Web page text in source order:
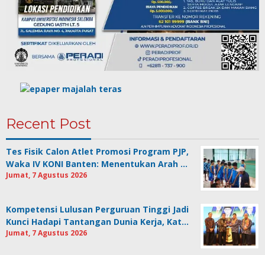
Recent Post
Tes Fisik Calon Atlet Promosi Program PJP,
Waka IV KONI Banten: Menentukan Arah …
Jumat, 7 Agustus 2026
Kompetensi Lulusan Perguruan Tinggi Jadi
Kunci Hadapi Tantangan Dunia Kerja, Kat…
Jumat, 7 Agustus 2026